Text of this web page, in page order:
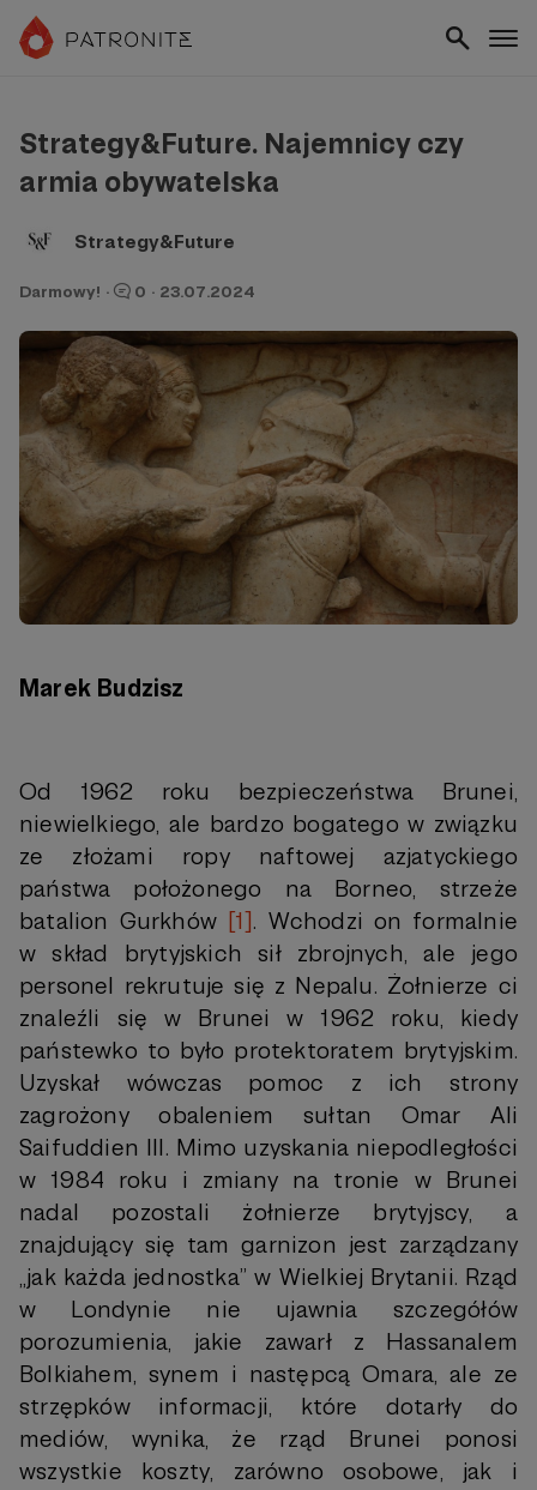
Strategy&Future. Najemnicy czy
armia obywatelska
Strategy&Future
Darmowy! · 0 · 23.07.2024
Marek Budzisz
Od 1962 roku bezpieczeństwa Brunei,
niewielkiego, ale bardzo bogatego w związku
ze złożami ropy naftowej azjatyckiego
państwa położonego na Borneo, strzeże
batalion Gurkhów [1]. Wchodzi on formalnie
w skład brytyjskich sił zbrojnych, ale jego
personel rekrutuje się z Nepalu. Żołnierze ci
znaleźli się w Brunei w 1962 roku, kiedy
państewko to było protektoratem brytyjskim.
Uzyskał wówczas pomoc z ich strony
zagrożony obaleniem sułtan Omar Ali
Saifuddien III. Mimo uzyskania niepodległości
w 1984 roku i zmiany na tronie w Brunei
nadal pozostali żołnierze brytyjscy, a
znajdujący się tam garnizon jest zarządzany
„jak każda jednostka” w Wielkiej Brytanii. Rząd
w Londynie nie ujawnia szczegółów
porozumienia, jakie zawarł z Hassanalem
Bolkiahem, synem i następcą Omara, ale ze
strzępków informacji, które dotarły do
mediów, wynika, że rząd Brunei ponosi
wszystkie koszty, zarówno osobowe, jak i